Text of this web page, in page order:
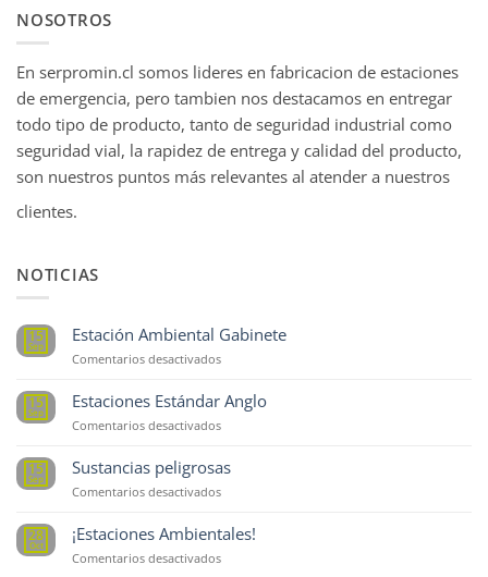
NOSOTROS
En serpromin.cl somos lideres en fabricacion de estaciones
de emergencia, pero tambien nos destacamos en entregar
todo tipo de producto, tanto de seguridad industrial como
seguridad vial, la rapidez de entrega y calidad del producto,
son nuestros puntos más relevantes al atender a nuestros
clientes.
NOTICIAS
15
Sep
Estación Ambiental Gabinete
Comentarios desactivadosen
Ambiental
Gabinete
15
Sep
Estaciones Estándar Anglo
Comentarios desactivadosen
Anglo
15
Sep
Sustancias peligrosas
Comentarios desactivadosen
peligrosas
28
Oct
¡Estaciones Ambientales!
Comentarios desactivadosen